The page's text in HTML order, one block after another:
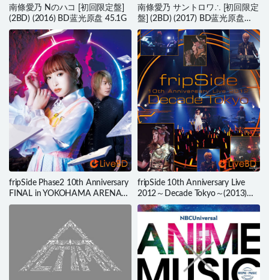
南條愛乃 Nのハコ [初回限定盤]
(2BD) (2016) BD蓝光原盘 45.1G
南條愛乃 サントロワ∴ [初回限定
盤] (2BD) (2017) BD蓝光原盘
61.1G
fripSide Phase2 10th Anniversary
FINAL in YOKOHAMA ARENA
(2022) BD蓝光原盘 30.1G
fripSide 10th Anniversary Live
2012～Decade Tokyo～(2013)
BD蓝光原盘 40.5G